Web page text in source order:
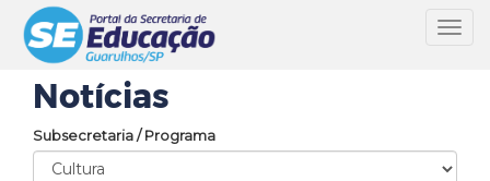
Notícias
Subsecretaria / Programa